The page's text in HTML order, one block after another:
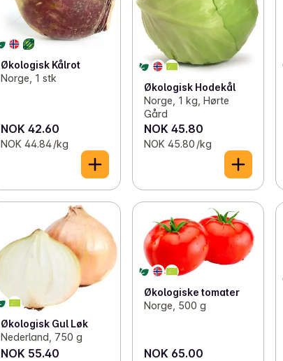
Økologisk Kålrot
Norge, 1 stk
NOK 42.60
NOK 44.84 /kg
Økologisk Hodekål
Norge, 1 kg, Hørte
Gård
NOK 45.80
NOK 45.80 /kg
Økologisk Gul Løk
Nederland, 750 g
NOK 55.40
Økologiske tomater
Norge, 500 g
NOK 65.00